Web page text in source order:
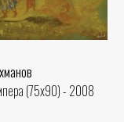
(75x90) - 2008